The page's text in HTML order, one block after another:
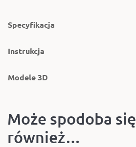
Specyfikacja
Instrukcja
Modele 3D
Może spodoba się
również…